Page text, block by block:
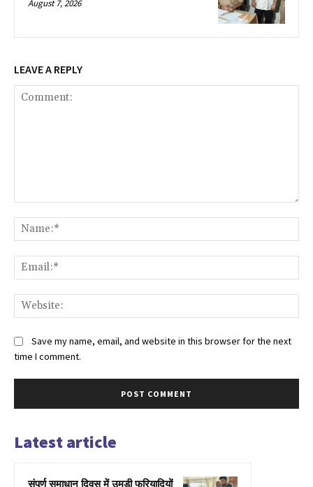
August 7, 2026
LEAVE A REPLY
Save my name, email, and website in this browser for the next
time I comment.
Latest article